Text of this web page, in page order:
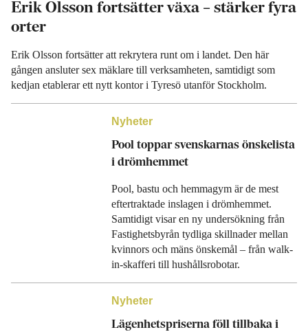
Erik Olsson fortsätter växa – stärker fyra
orter
Erik Olsson fortsätter att rekrytera runt om i landet. Den här
gången ansluter sex mäklare till verksamheten, samtidigt som
kedjan etablerar ett nytt kontor i Tyresö utanför Stockholm.
Nyheter
Pool toppar svenskarnas önskelista
i drömhemmet
Pool, bastu och hemmagym är de mest
eftertraktade inslagen i drömhemmet.
Samtidigt visar en ny undersökning från
Fastighetsbyrån tydliga skillnader mellan
kvinnors och mäns önskemål – från walk-
in-skafferi till hushållsrobotar.
Nyheter
Lägenhetspriserna föll tillbaka i